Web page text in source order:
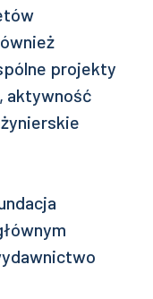
projekty
aktywność